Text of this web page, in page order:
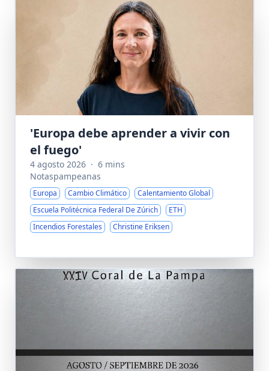
'Europa debe aprender a vivir con
el fuego'
4 agosto 2026 · 6 mins
Notaspampeanas
Europa Cambio Climático
Calentamiento Global
Escuela Politécnica Federal De Zúrich
ETH
Incendios Forestales
Christine Eriksen